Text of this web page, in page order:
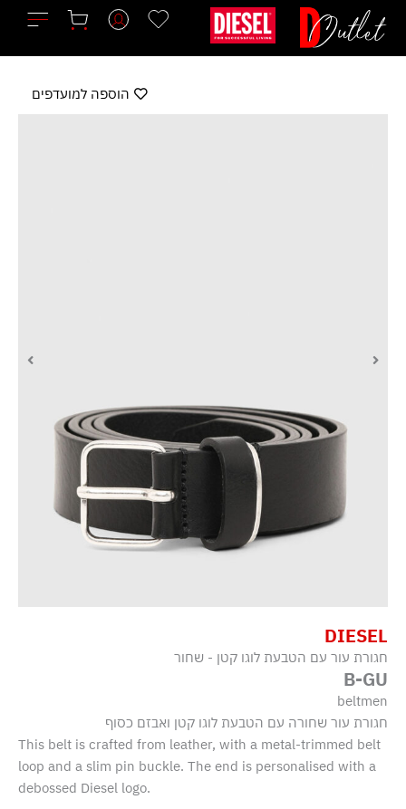
לתוכן
DIESEL
חגורת עור עם הטבעת לוגו קטן - שחור
B-GU
beltmen
חגורת עור שחורה עם הטבעת לוגו קטן ואבזם כסוף
This belt is crafted from leather, with a metal-trimmed belt
loop and a slim pin buckle. The end is personalised with a
debossed Diesel logo.
הוספה למועדפים